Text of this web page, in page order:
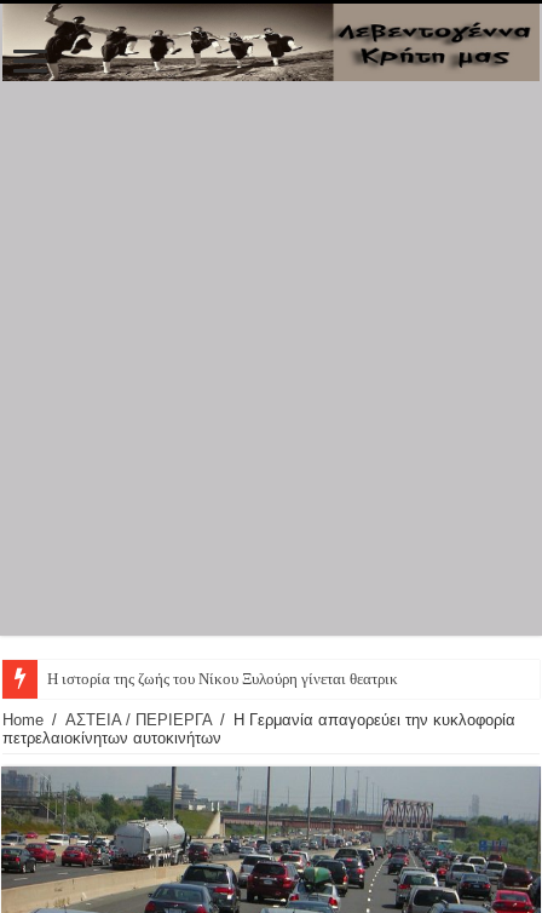
Η ιστορία της ζωής του Νίκου Ξυλούρη γίνεται θεατρική π
Home / ΑΣΤΕΙΑ / ΠΕΡΙΕΡΓΑ / Η Γερμανία απαγορεύει την κυκλοφορία
πετρελαιοκίνητων αυτοκινήτων